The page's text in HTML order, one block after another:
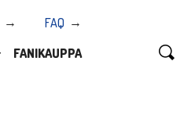
FAQ
FANIKAUPPA